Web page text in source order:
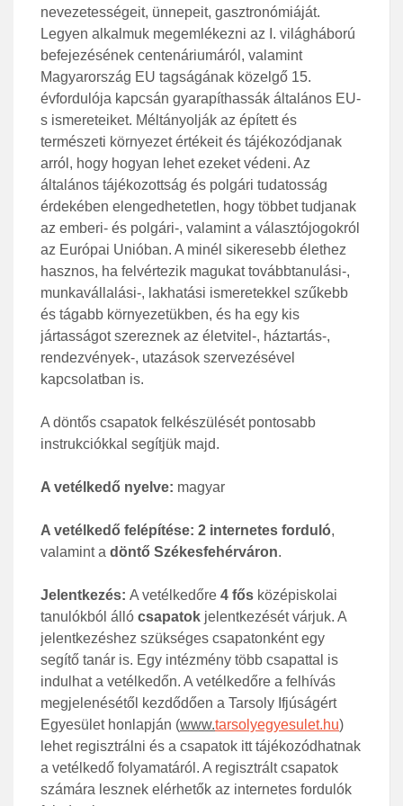
nevezetességeit, ünnepeit, gasztronómiáját.
Legyen alkalmuk megemlékezni az I. világháború
befejezésének centenáriumáról, valamint
Magyarország EU tagságának közelgő 15.
évfordulója kapcsán gyarapíthassák általános EU-
s ismereteiket. Méltányolják az épített és
természeti környezet értékeit és tájékozódjanak
arról, hogy hogyan lehet ezeket védeni. Az
általános tájékozottság és polgári tudatosság
érdekében elengedhetetlen, hogy többet tudjanak
az emberi- és polgári-, valamint a választójogokról
az Európai Unióban. A minél sikeresebb élethez
hasznos, ha felvértezik magukat továbbtanulási-,
munkavállalási-, lakhatási ismeretekkel szűkebb
és tágabb környezetükben, és ha egy kis
jártasságot szereznek az életvitel-, háztartás-,
rendezvények-, utazások szervezésével
kapcsolatban is.
A döntős csapatok felkészülését pontosabb
instrukciókkal segítjük majd.
A vetélkedő nyelve: magyar
A vetélkedő felépítése: 2 internetes forduló,
valamint a döntő Székesfehérváron.
Jelentkezés: A vetélkedőre 4 fős középiskolai
tanulókból álló csapatok jelentkezését várjuk. A
jelentkezéshez szükséges csapatonként egy
segítő tanár is. Egy intézmény több csapattal is
indulhat a vetélkedőn. A vetélkedőre a felhívás
megjelenésétől kezdődően a Tarsoly Ifjúságért
Egyesület honlapján (www.tarsolyegyesulet.hu)
lehet regisztrálni és a csapatok itt tájékozódhatnak
a vetélkedő folyamatáról. A regisztrált csapatok
számára lesznek elérhetők az internetes fordulók